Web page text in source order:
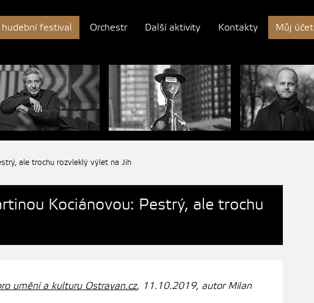
hudební festival Orchestr Další aktivity Kontakty Můj účet
ale trochu rozvleklý výlet na Jih
Kociánovou: Pestrý, ale trochu
umění a kulturu Ostravan.cz, 11.10.2019, autor Milan